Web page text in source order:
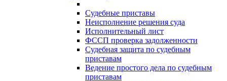
Судебные приставы
Неисполнение решения суда
Исполнительный лист
ФССП проверка задолженности
Судебная защита по судебным
приставам
Ведение простого дела по судебным
приставам